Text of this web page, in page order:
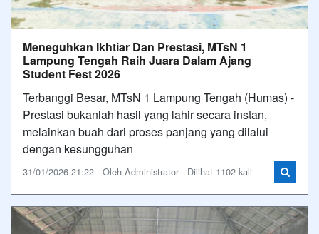
Meneguhkan Ikhtiar Dan Prestasi, MTsN 1
Lampung Tengah Raih Juara Dalam Ajang
Student Fest 2026
Terbanggi Besar, MTsN 1 Lampung Tengah (Humas) -
Prestasi bukanlah hasil yang lahir secara instan,
melainkan buah dari proses panjang yang dilalui
dengan kesungguhan
31/01/2026 21:22 - Oleh Administrator - Dilihat 1102 kali